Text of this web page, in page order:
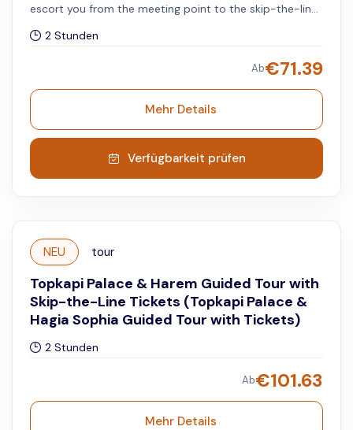
escort you from the meeting point to the skip-the-line
2 Stunden
Ab€71.39
Mehr Details
Verfügbarkeit prüfen
NEU tour
Topkapi Palace & Harem Guided Tour with
Skip-the-Line Tickets (Topkapi Palace &
Hagia Sophia Guided Tour with Tickets)
2 Stunden
Ab€101.63
Mehr Details